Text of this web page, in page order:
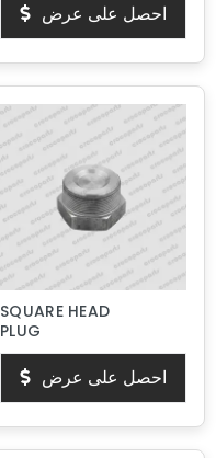
احصل على عرض
SQUARE HEAD
PLUG
احصل على عرض